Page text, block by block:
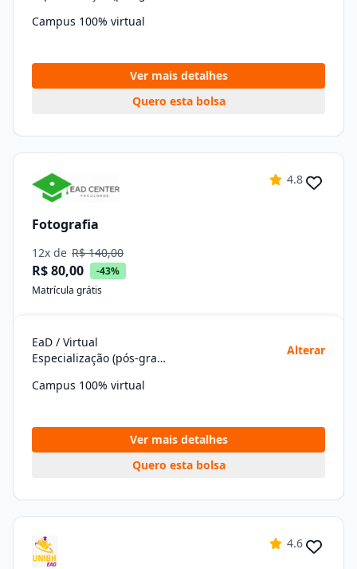
Campus 100% virtual
Ver mais detalhes
Quero esta bolsa
4.8
Fotografia
12x de R$ 140,00
R$ 80,00
-43%
Matrícula grátis
EaD / Virtual
Especialização (pós-graduação)
Alterar
Campus 100% virtual
Ver mais detalhes
Quero esta bolsa
4.6